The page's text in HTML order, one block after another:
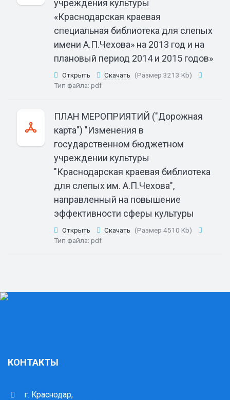
учреждения культуры
«Краснодарская краевая
специальная библиотека для слепых
имени А.П.Чехова» на 2013 год и на
плановый период 2014 и 2015 годов»
Открыть Скачать
(Размер 3213 Kb)
Тип файла: pdf
ПЛАН МЕРОПРИЯТИЙ ("Дорожная
карта") "Изменения в
государственном бюджетном
учреждении культуры
"Краснодарская краевая библиотека
для слепых им. А.П.Чехова",
направленный на повышение
эффективности сферы культуры
Открыть Скачать
(Размер 4510 Kb)
Тип файла: pdf
КОНТАКТЫ
г. Краснодар,